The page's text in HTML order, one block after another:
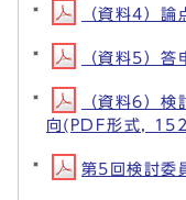
（資料4）
（資料5）
（資料6）
向(PDF形式,
第5回検討委